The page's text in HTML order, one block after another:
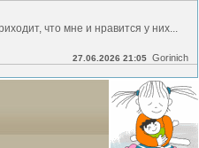
что мне и нравится у них...
27.06.2026 21:05 Gorinich